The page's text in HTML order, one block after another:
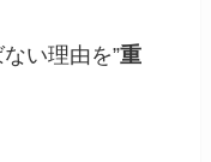
い理由を”重